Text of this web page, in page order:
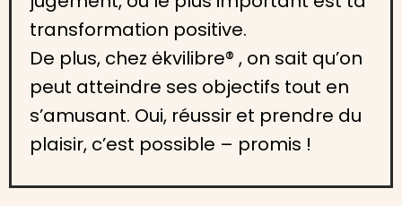
transformation positive.
De plus, chez ėkvilibre® , on sait qu’on
peut atteindre ses objectifs tout en
s’amusant. Oui, réussir et prendre du
plaisir, c’est possible – promis !